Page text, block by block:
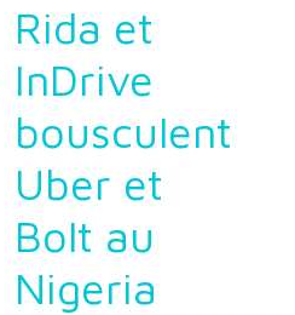
Rida et
InDrive
bousculent
Uber et
Bolt au
Nigeria